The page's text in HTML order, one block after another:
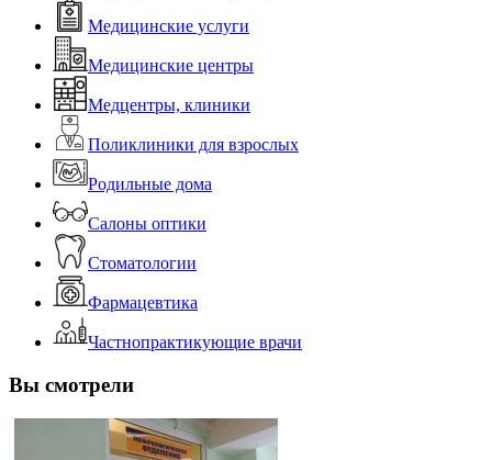
Медицинские услуги
Медицинские центры
Медцентры, клиники
Поликлиники для взрослых
Родильные дома
Салоны оптики
Стоматологии
Фармацевтика
Частнопрактикующие врачи
Вы смотрели